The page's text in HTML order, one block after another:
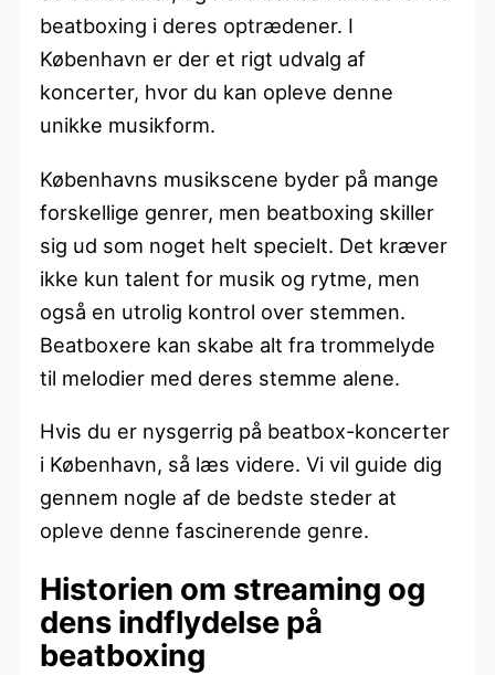
beatboxing i deres optrædener. I
København er der et rigt udvalg af
koncerter, hvor du kan opleve denne
unikke musikform.
Københavns musikscene byder på mange
forskellige genrer, men beatboxing skiller
sig ud som noget helt specielt. Det kræver
ikke kun talent for musik og rytme, men
også en utrolig kontrol over stemmen.
Beatboxere kan skabe alt fra trommelyde
til melodier med deres stemme alene.
Hvis du er nysgerrig på beatbox-koncerter
i København, så læs videre. Vi vil guide dig
gennem nogle af de bedste steder at
opleve denne fascinerende genre.
Historien om streaming og
dens indflydelse på
beatboxing